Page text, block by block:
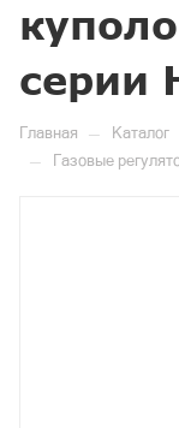
серии
Главная — Каталог
— Газовые